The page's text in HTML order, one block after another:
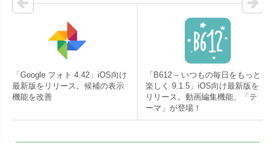
「Google フォト 4.42」iOS向け
最新版をリリース。候補の表示
機能を改善
「B612 – いつもの毎日をもっと
楽しく 9.1.5」iOS向け最新版を
リリース。動画編集機能、「テ
ーマ」が登場！